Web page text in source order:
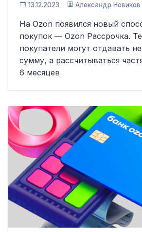
13.12.2023 Александр Новиков
На Ozon появился новый
покупок — Ozon Рассрочка.
покупатели могут отдавать
сумму, а рассчитываться
6 месяцев